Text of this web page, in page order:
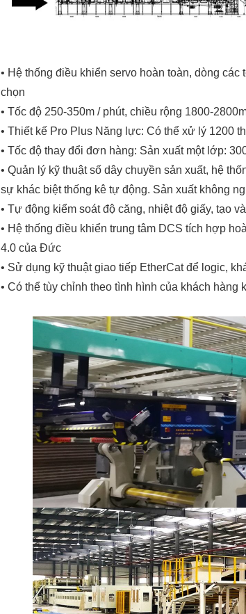
• Hệ thống điều khiển servo hoàn toàn, dòng
chọn
• Tốc độ 250-350m / phút, chiều rộng 1800-
• Thiết kế Pro Plus Năng lực: Có thể xử lý 1200
• Tốc độ thay đổi đơn hàng: Sản xuất một lớp:
• Quản lý kỹ thuật số dây chuyền sản xuất, hệ
sự khác biệt thống kê tự động. Sản xuất không
• Tự động kiểm soát độ căng, nhiệt độ giấy, tạo
• Hệ thống điều khiển trung tâm DCS tích hợp
4.0 của Đức
• Sử dụng kỹ thuật giao tiếp EtherCat để logic,
• Có thể tùy chỉnh theo tình hình của khách hàng